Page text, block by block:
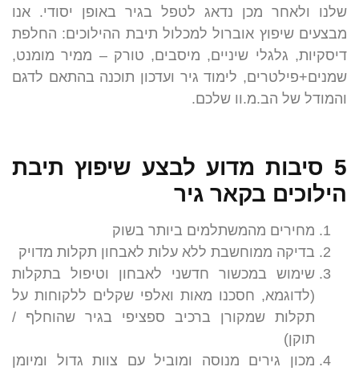
שלנו ולאחר מכן נדאג לטפל בגיר באופן יסודי. אנו
מבצעים שיפוץ אוברול למכלול תיבת ההילוכים: החלפת
דיסקיות, גלגלי שיניים, מיסבים, טורק – ממיר מומנט,
שמנים+פילטרים, לימוד גיר ועדכון תוכנה בהתאם לדגם
והמודל של הב.מ.וו שלכם.
5 סיבות מדוע לבצע שיפוץ תיבת
הילוכים בקאר גיר
מחירים מהמשתלמים ביותר בשוק
בדיקה ממוחשבת ללא עלות לאבחון תקלות מדויק
שימוש במכשור חדשני לאבחון וטיפול בתקלות
(לדוגמא, חסכנו מאות ואלפי שקלים ללקוחות על
תקלות שמקורן ברכיב ספציפי בגיר שהוחלף /
תוקן)
מכון גירים מנוסה ומוביל עם צוות גדול ומיומן